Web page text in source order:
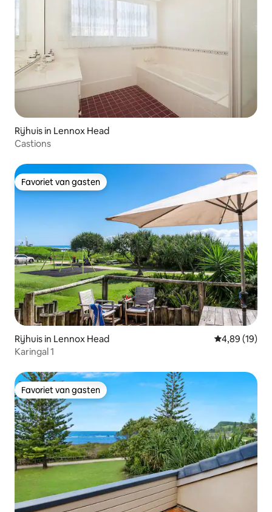
Rijhuis in Lennox Head
Castions
Favoriet van gasten
Favoriet van gasten
Rijhuis in Lennox Head Gemiddelde
4,89 (19)
Karingal 1
Favoriet van gasten
Favoriet van gasten